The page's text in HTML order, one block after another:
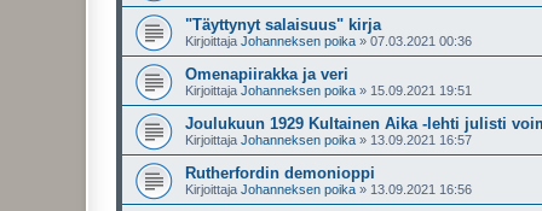
"Täyttynyt salaisuus" kirja
Kirjoittaja Johanneksen poika » 07.03.2021 00:36
Omenapiirakka ja veri
Kirjoittaja Johanneksen poika » 15.09.2021 19:51
Joulukuun 1929 Kultainen Aika -lehti julisti
Kirjoittaja Johanneksen poika » 13.09.2021 16:57
Rutherfordin demonioppi
Kirjoittaja Johanneksen poika » 13.09.2021 16:56